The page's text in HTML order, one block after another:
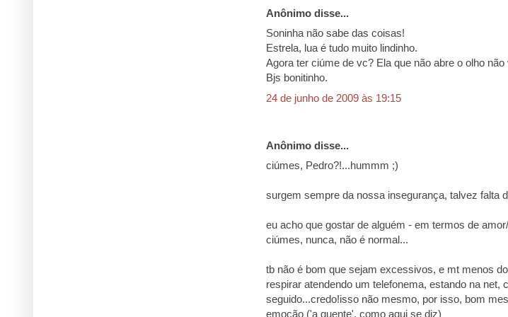
Anônimo disse...
Soninha não sabe das coisas!
Estrela, lua é tudo muito lindinho.
Agora ter ciúme de vc? Ela que não abre o olho
Bjs bonitinho.
24 de junho de 2009 às 19:15
Anônimo disse...
ciúmes, Pedro?!...hummm ;)
surgem sempre da nossa insegurança, talvez falta
eu acho que gostar de alguém - em termos de
ciúmes, nunca, não é normal...
tb não é bom que sejam excessivos, e mt menos
respirar atendendo um telefonema, estando na net,
seguido...credo!isso não mesmo, por isso, bom
emoção ('a quente', como aqui se diz)